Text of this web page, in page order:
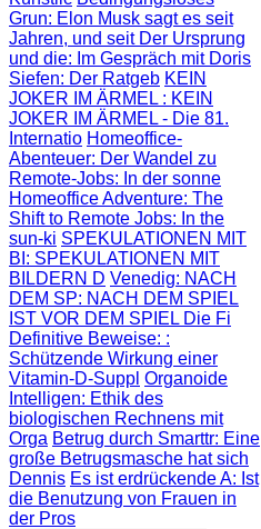
Grun: Elon Musk sagt es seit
Jahren, und seit Der Ursprung
und die: Im Gespräch mit Doris
Siefen: Der Ratgeb KEIN
JOKER IM ÄRMEL : KEIN
JOKER IM ÄRMEL - Die 81.
Internatio Homeoffice-
Abenteuer: Der Wandel zu
Remote-Jobs: In der sonne
Homeoffice Adventure: The
Shift to Remote Jobs: In the
sun-ki SPEKULATIONEN MIT
BI : SPEKULATIONEN MIT
BILDERN D Venedig: NACH
DEM SP: NACH DEM SPIEL
IST VOR DEM SPIEL Die Fi
Definitive Beweise: :
Schützende Wirkung einer
Vitamin-D-Suppl Organoide
Intelligen: Ethik des
biologischen Rechnens mit
Orga Betrug durch Smarttr: Eine
große Betrugsmasche hat sich
Dennis Es ist erdrückende A: Ist
die Benutzung von Frauen in
der Pros